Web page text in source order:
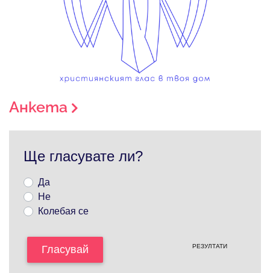
Анкета
Ще гласувате ли?
Да
Не
Колебая се
Гласувай РЕЗУЛТАТИ